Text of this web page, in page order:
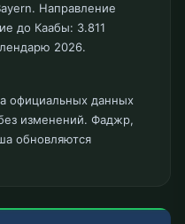
Направление
до Каабы: 3.811
2026.
официальных данных
изменений. Фаджр,
обновляются